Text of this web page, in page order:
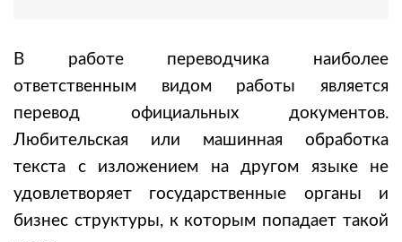
В работе переводчика наиболее
ответственным видом работы является
перевод официальных документов.
Любительская или машинная обработка
текста с изложением на другом языке не
удовлетворяет государственные органы и
бизнес структуры, к которым попадает такой